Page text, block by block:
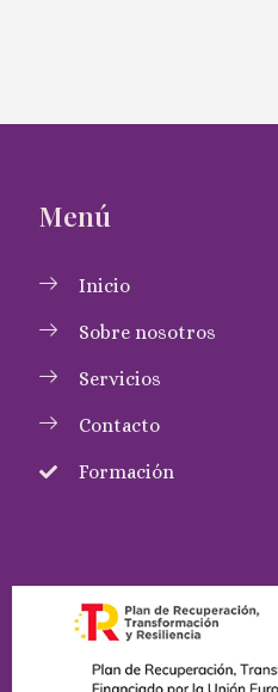
Menú
Inicio
Sobre nosotros
Servicios
Contacto
Formación